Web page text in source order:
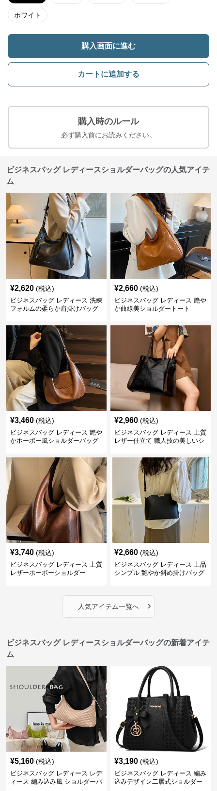
ホワイト
購入画面に進む
カートに追加する
購入時のルール
必ず購入前にお読みください。
ビジネスバッグ レディースショルダーバッグの人気アイテ
ム
¥2,620 (税込)
ビジネスバッグ レディース 洗練
フォルムの柔らか肩掛けバッグ
¥2,660 (税込)
ビジネスバッグ レディース 艶や
か曲線美ショルダートート
¥3,460 (税込)
ビジネスバッグ レディース 艶や
かホーボー風ショルダーバッグ
¥2,960 (税込)
ビジネスバッグ レディース 上質
レザー仕立て 職人技の美しいシ
¥3,740 (税込)
ビジネスバッグ レディース 上質
レザーホーボーショルダー
¥2,660 (税込)
ビジネスバッグ レディース 上品
シンプル 艶やか斜め掛けバッグ
人気アイテム一覧へ ›
ビジネスバッグ レディースショルダーバッグの新着アイテ
ム
¥5,160 (税込)
ビジネスバッグ レディース レデ
ィース 編み込み風 ショルダーバ
¥3,190 (税込)
ビジネスバッグ レディース 編み
込みデザイン二層式ショルダー